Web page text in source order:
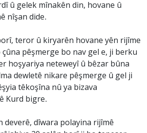
û gelek mînakên din, hovane û
nîşan dide.
teror û kiryarên hovane yên rijîme
pêşmerge bo nav gel e, ji berku
hoşyariya neteweyî û bêzar bûna
dewletê nikare pêşmerge û gel ji
têkoşîna nû ya bizava
Kurd bigre.
deverê, dîwara polayina rijîmê